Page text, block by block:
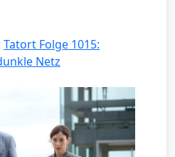
Tatort Folge 1015:
Netz